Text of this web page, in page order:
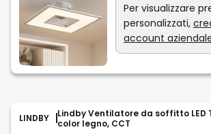
Per visualizzare
personalizzati,
account
LINDBY
Lindby Ventilatore da soffitto LED
color legno, CCT